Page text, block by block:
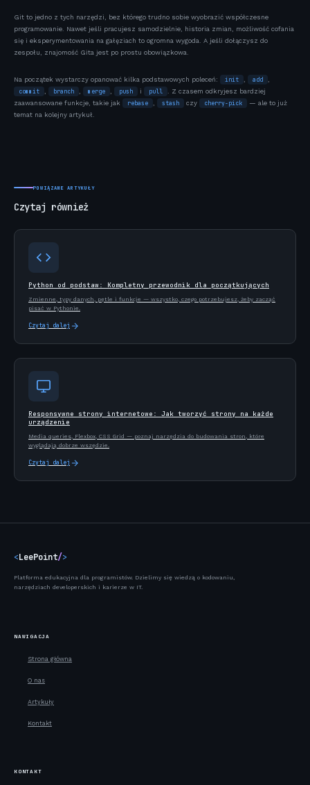
Git to jedno z tych narzędzi, bez którego trudno sobie wyobrazić współczesne
programowanie. Nawet jeśli pracujesz samodzielnie, historia zmian, możliwość cofania
się i eksperymentowania na gałęziach to ogromna wygoda. A jeśli dołączysz do
zespołu, znajomość Gita jest po prostu obowiązkowa.
Na początek wystarczy opanować kilka podstawowych poleceń: init add
commit branch merge push i pull
. Z czasem odkryjesz bardziej
zaawansowane funkcje, takie jak
rebase stash czy cherry-pick
— ale to już
temat na kolejny artykuł.
POWIĄZANE ARTYKUŁY
Czytaj również
Python od podstaw: Kompletny przewodnik dla początkujących
Zmienne, typy danych, pętle i funkcje — wszystko, czego potrzebujesz, żeby zacząć
pisać w Pythonie.
Czytaj dalej
Responsywne strony internetowe: Jak tworzyć strony na każde
urządzenie
Media queries, Flexbox, CSS Grid — poznaj narzędzia do budowania stron, które
wyglądają dobrze wszędzie.
Czytaj dalej
<LeePoint/>
Platforma edukacyjna dla programistów. Dzielimy się wiedzą o kodowaniu,
narzędziach developerskich i karierze w IT.
NAWIGACJA
Strona główna
O nas
Artykuły
Kontakt
KONTAKT